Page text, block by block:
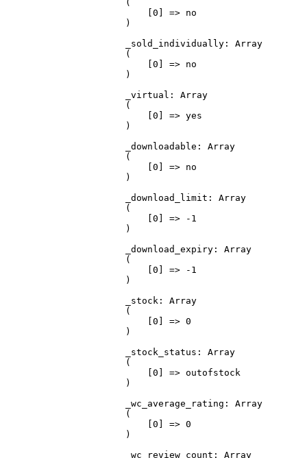
(
    [0] => no
)
_sold_individually: Array
(
    [0] => no
)
_virtual: Array
(
    [0] => yes
)
_downloadable: Array
(
    [0] => no
)
_download_limit: Array
(
    [0] => -1
)
_download_expiry: Array
(
    [0] => -1
)
_stock: Array
(
    [0] => 0
)
_stock_status: Array
(
    [0] => outofstock
)
_wc_average_rating: Array
(
    [0] => 0
)
_wc_review_count: Array